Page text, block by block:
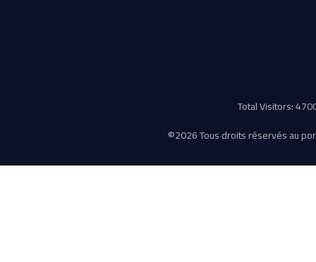
Total Visitors:
©2026 Tous droits réservés au